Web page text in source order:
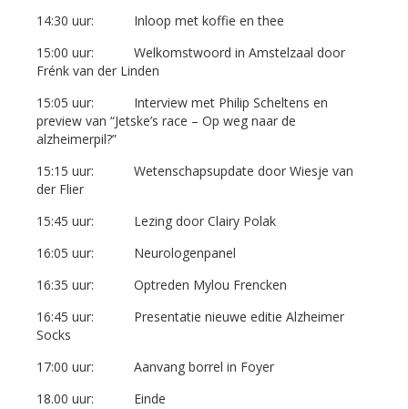
14:30 uur: Inloop met koffie en thee
15:00 uur: Welkomstwoord in Amstelzaal door
Frénk van der Linden
15:05 uur: Interview met Philip Scheltens en
preview van “Jetske’s race – Op weg naar de
alzheimerpil?”
15:15 uur: Wetenschapsupdate door Wiesje van
der Flier
15:45 uur: Lezing door Clairy Polak
16:05 uur: Neurologenpanel
16:35 uur: Optreden Mylou Frencken
16:45 uur: Presentatie nieuwe editie Alzheimer
Socks
17:00 uur: Aanvang borrel in Foyer
18.00 uur: Einde